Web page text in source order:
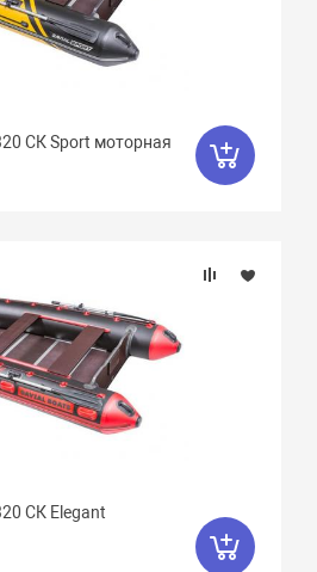
СК Sport моторная
СК Elegant